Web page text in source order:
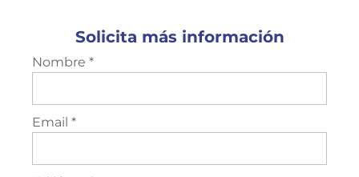
Solicita más información
Nombre *
Email *